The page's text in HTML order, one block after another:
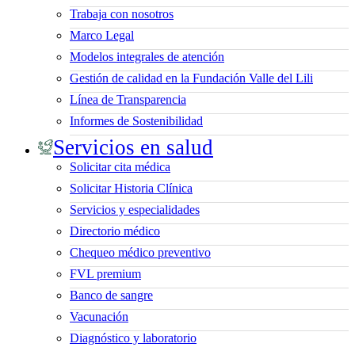
Trabaja con nosotros
Marco Legal
Modelos integrales de atención
Gestión de calidad en la Fundación Valle del Lili
Línea de Transparencia
Informes de Sostenibilidad
Servicios en salud
Solicitar cita médica
Solicitar Historia Clínica
Servicios y especialidades
Directorio médico
Chequeo médico preventivo
FVL premium
Banco de sangre
Vacunación
Diagnóstico y laboratorio